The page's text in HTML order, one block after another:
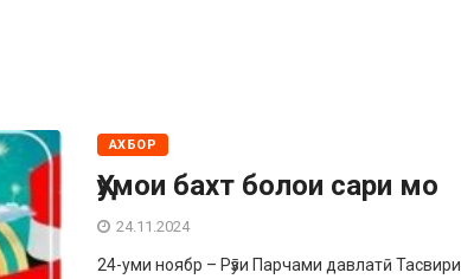
АХБОР
Ҳумои бахт болои сари мо
24.11.2024
24-уми ноябр – Рӯзи Парчами давлатӣ Тасвири